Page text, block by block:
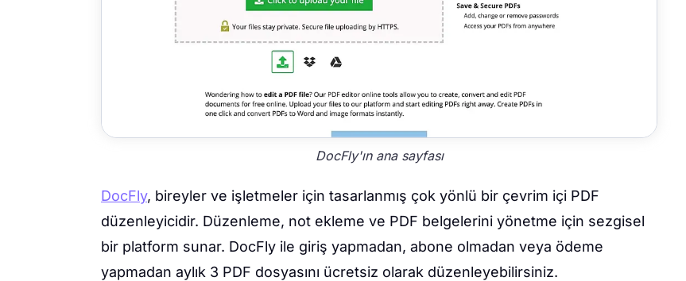
DocFly'ın ana sayfası
DocFly, bireyler ve işletmeler için tasarlanmış çok yönlü bir çevrim içi PDF
düzenleyicidir. Düzenleme, not ekleme ve PDF belgelerini yönetme için sezgisel
bir platform sunar. DocFly ile giriş yapmadan, abone olmadan veya ödeme
yapmadan aylık 3 PDF dosyasını ücretsiz olarak düzenleyebilirsiniz.